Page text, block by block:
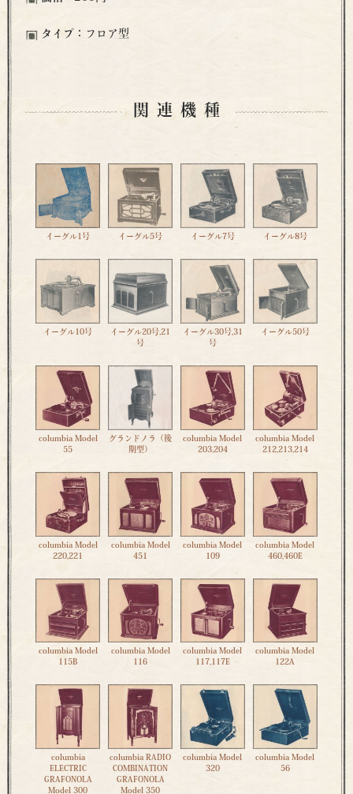
タイプ： フロア型
関連機種
イーグル1号 イーグル5号 イーグル7号 イーグル8号
イーグル10号
イーグル20号,21
号
イーグル30号,31
号
イーグル50号
columbia Model
55
グランドノラ（後
期型）
columbia Model
203,204
columbia Model
212,213,214
columbia Model
220,221
columbia Model
451
columbia Model
109
columbia Model
460,460E
columbia Model
115B
columbia Model
116
columbia Model
117,117E
columbia Model
122A
columbia
ELECTRIC
GRAFONOLA
Model 300
columbia RADIO
COMBINATION
GRAFONOLA
Model 350
columbia Model
320
columbia Model
56